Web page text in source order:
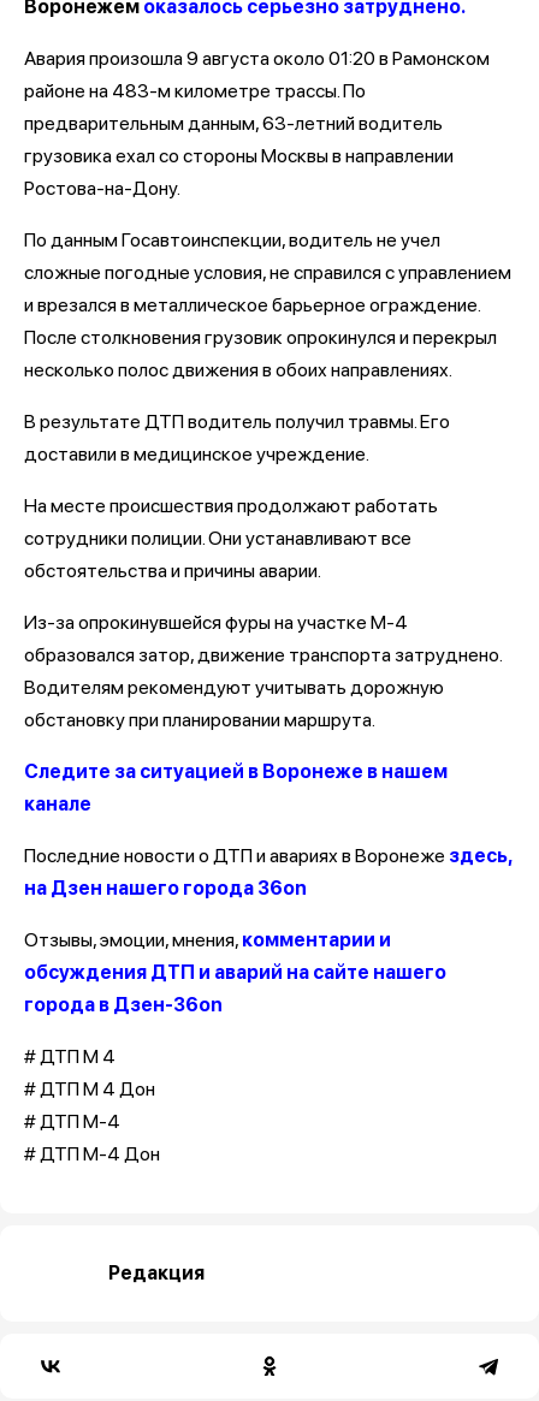
Воронежем оказалось серьезно затруднено.
Авария произошла 9 августа около 01:20 в Рамонском
районе на 483-м километре трассы. По
предварительным данным, 63-летний водитель
грузовика ехал со стороны Москвы в направлении
Ростова-на-Дону.
По данным Госавтоинспекции, водитель не учел
сложные погодные условия, не справился с управлением
и врезался в металлическое барьерное ограждение.
После столкновения грузовик опрокинулся и перекрыл
несколько полос движения в обоих направлениях.
В результате ДТП водитель получил травмы. Его
доставили в медицинское учреждение.
На месте происшествия продолжают работать
сотрудники полиции. Они устанавливают все
обстоятельства и причины аварии.
Из-за опрокинувшейся фуры на участке М-4
образовался затор, движение транспорта затруднено.
Водителям рекомендуют учитывать дорожную
обстановку при планировании маршрута.
Следите за ситуацией в Воронеже в нашем
канале
Последние новости о ДТП и авариях в Воронеже здесь,
на Дзен нашего города 36on
Отзывы, эмоции, мнения, комментарии и
обсуждения ДТП и аварий на сайте нашего
города в Дзен-36on
# ДТП М 4
# ДТП М 4 Дон
# ДТП М-4
# ДТП М-4 Дон
Редакция